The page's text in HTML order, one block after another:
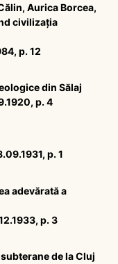
Aurica Borcea,
civilizația
p. 12
din Sălaj
p. 4
p. 1
adevărată a
p. 3
de la Cluj